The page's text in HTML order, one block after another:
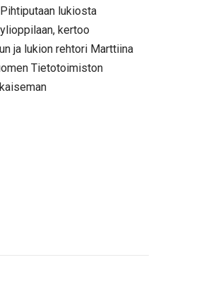
lukiosta
kertoo
ja lukion rehtori Marttiina
Tietotoimiston